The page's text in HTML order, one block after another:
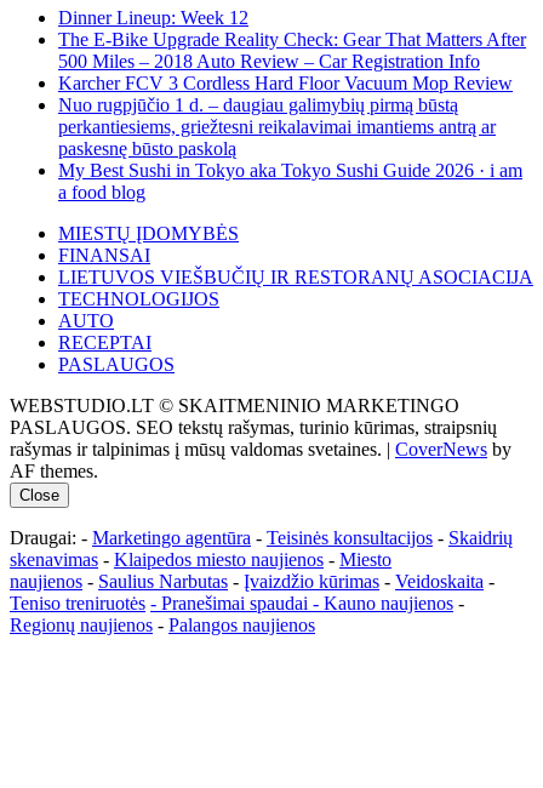
Dinner Lineup: Week 12
The E-Bike Upgrade Reality Check: Gear That Matters After
500 Miles – 2018 Auto Review – Car Registration Info
Karcher FCV 3 Cordless Hard Floor Vacuum Mop Review
Nuo rugpjūčio 1 d. – daugiau galimybių pirmą būstą
perkantiesiems, griežtesni reikalavimai imantiems antrą ar
paskesnę būsto paskolą
My Best Sushi in Tokyo aka Tokyo Sushi Guide 2026 · i am
a food blog
MIESTŲ ĮDOMYBĖS
FINANSAI
LIETUVOS VIEŠBUČIŲ IR RESTORANŲ ASOCIACIJA
TECHNOLOGIJOS
AUTO
RECEPTAI
PASLAUGOS
WEBSTUDIO.LT © SKAITMENINIO MARKETINGO
PASLAUGOS. SEO tekstų rašymas, turinio kūrimas, straipsnių
rašymas ir talpinimas į mūsų valdomas svetaines. | CoverNews by
AF themes.
Close
Draugai: - Marketingo agentūra - Teisinės konsultacijos - Skaidrių
skenavimas - Klaipedos miesto naujienos - Miesto
naujienos - Saulius Narbutas - Įvaizdžio kūrimas - Veidoskaita -
Teniso treniruotės - Pranešimai spaudai - Kauno naujienos -
Regionų naujienos - Palangos naujienos